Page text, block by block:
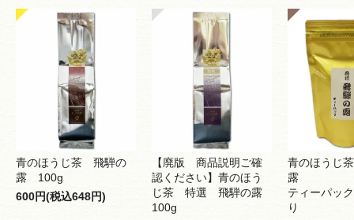
青のほうじ茶 飛騨の
露 100g
600円(税込648円)
【廃版 商品説明ご確
認ください】青のほう
じ茶 特選 飛騨の露
100g
青のほうじ
露
ティーパッ
り